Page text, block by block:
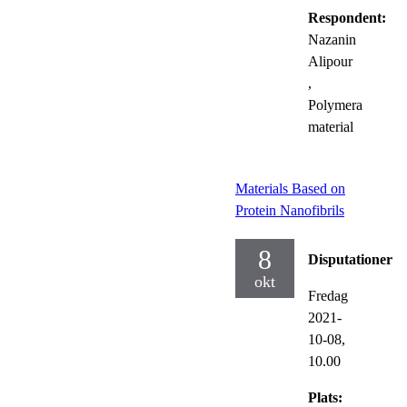
Respondent:
Nazanin
Alipour
,
Polymera
material
Materials Based on
Protein Nanofibrils
8
okt
Disputationer
Fredag
2021-
10-08,
10.00
Plats: